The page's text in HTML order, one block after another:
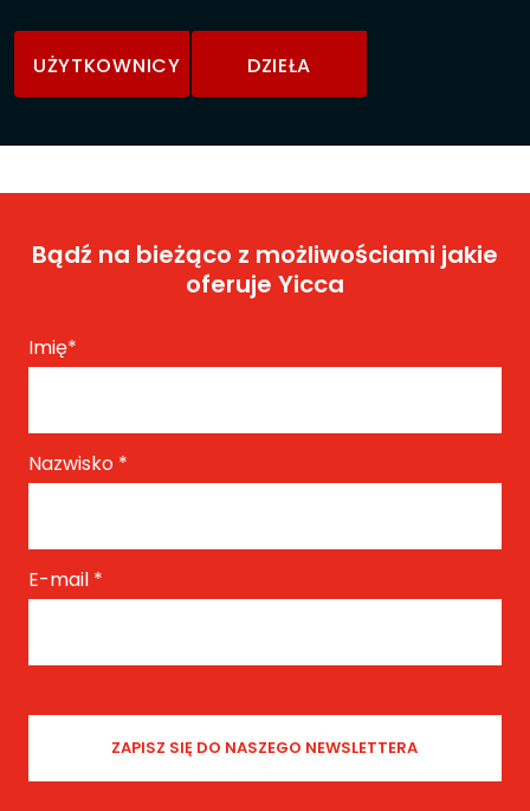
UŻYTKOWNICY DZIEŁA
Bądź na bieżąco z możliwościami jakie
oferuje Yicca
Imię*
Nazwisko *
E-mail *